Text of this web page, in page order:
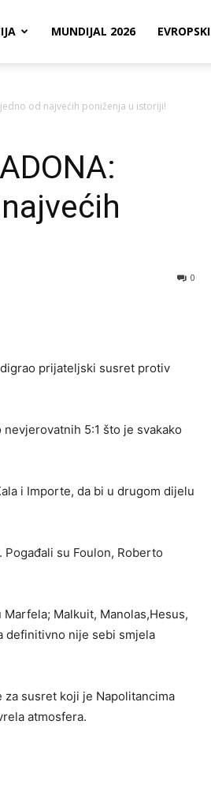
MUNDIJAL 2026 EVROPSKI
od najvećih poniženja u istoriji!
0
prijateljski susret protiv
5:1 što je svakako
i Importe, da bi u drugom dijelu
su Foulon, Roberto
Malkuit, Manolas,Hesus,
definitivno nije sebi smjela
susret koji je Napolitancima
atmosfera.